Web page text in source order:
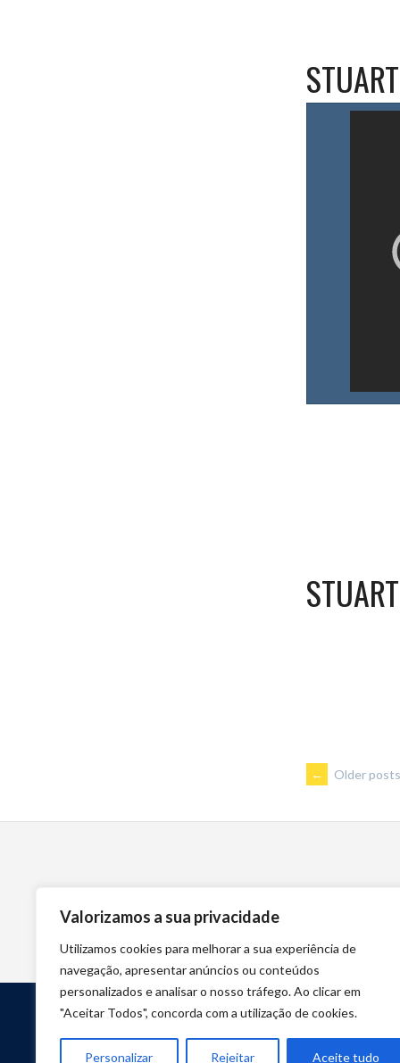
Valorizamos a sua privacidade
Utilizamos cookies para melhorar a sua experiência de
navegação, apresentar anúncios ou conteúdos
personalizados e analisar o nosso tráfego. Ao clicar em
"Aceitar Todos", concorda com a utilização de cookies.
Personalizar Rejeitar Aceite tudo
POSTS
← Older posts